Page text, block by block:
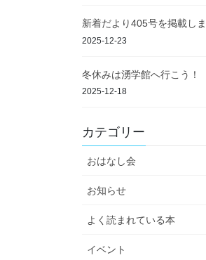
新着だより405号を掲載し
2025-12-23
冬休みは湧学館へ行こう！
2025-12-18
カテゴリー
おはなし会
お知らせ
よく読まれている本
イベント